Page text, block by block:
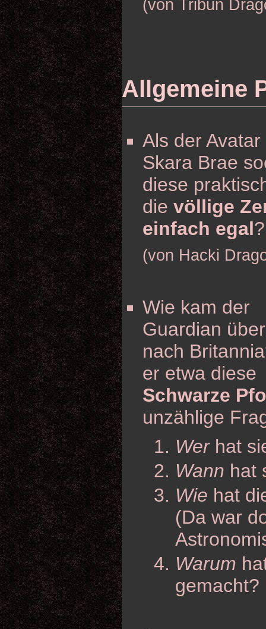
(von Tribun
Allgemeine
Als der
Skara Brae
diese
die völlige
einfach egal?
(von Hacki
Wie kam der
Guardian
nach
er etwa diese
Schwarze
unzählige
Werhat
Wann hat
Wie hat
(Da war
Warum
gemacht?